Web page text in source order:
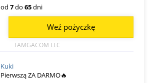
od 7do 65dni
TAMGACOM LLC
Weź pożyczkę
Kuki
Pierwszą ZA DARMO🔥